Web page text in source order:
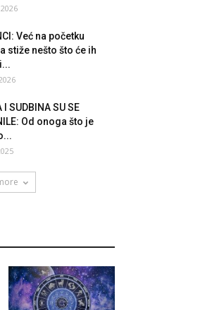
Već na početku
stiže nešto što će ih
I SUDBINA SU SE
Od onoga što je